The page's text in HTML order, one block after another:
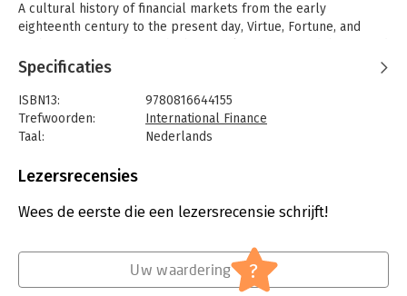
A cultural history of financial markets from the early
eighteenth century to the present day, Virtue, Fortune, and
controversies that were purged from nascent credit practices
in order to produce the image of today's global financial
sphere. Marieke de Goede questions assumptions about
international finance's unchallenged position and exposes its
ambiguous scientific authority.
Specificaties
ISBN13:
9780816644155
Trefwoorden:
International Finance
Taal:
Nederlands
Aantal pagina's:
Druk:
1
Financieel management
Lezersrecensies
Wees de eerste die een lezersrecensie schrijft!
Uw waardering ?